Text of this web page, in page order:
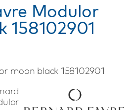
Modulor
158102901
moon black 158102901